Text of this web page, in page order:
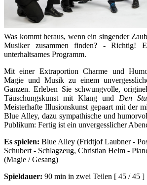
Was kommt heraus, wenn ein singender
Musiker zusammen finden? - Richtig!
unterhaltsames Programm.
Mit einer Extraportion Charme und
Magie und Musik zu einem
Ganzen. Erleben Sie schwungvolle,
Täuschungskunst mit Klang und Den
Meisterhafte Illusionskunst gepaart mit der
Blue Alley, dazu sympathische und
Publikum: Fertig ist ein unvergesslicher
Es spielen: Blue Alley (Fridtjof Laubner -
Schubert - Schlagzeug, Christian Helm -
(Magie / Gesang)
Spieldauer: 90 min in zwei Teilen [ 45 / 45 ]